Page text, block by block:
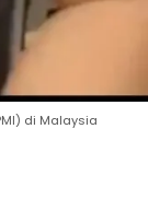
di Malaysia